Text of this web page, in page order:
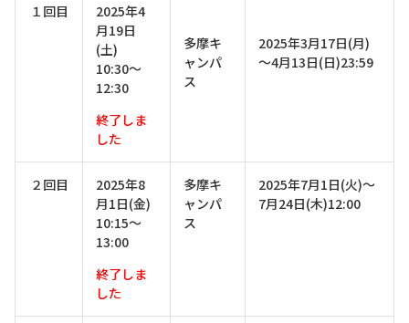
１回目
2025年4
月19日
(土)
10:30～
12:30
終了しま
した
多摩キ
ャンパ
ス
2025年3月17日(月)
～4月13日(日)23:59
２回目
2025年8
月1日(金)
10:15～
13:00
終了しま
した
多摩キ
ャンパ
ス
2025年7月1日(火)～
7月24日(木)12:00